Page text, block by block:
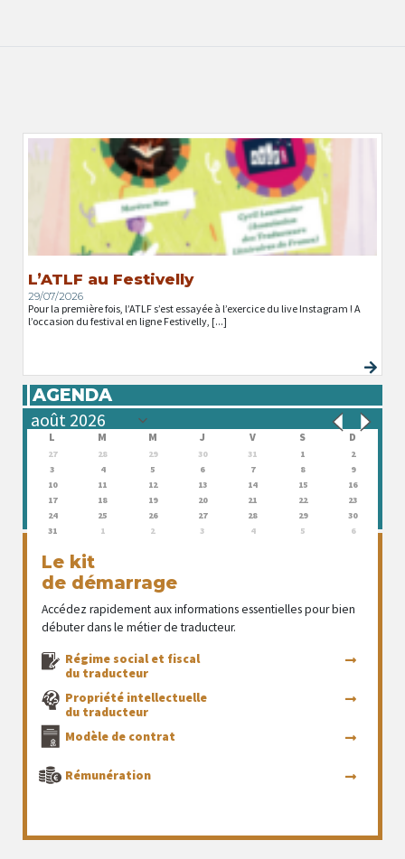
L’ATLF au Festivelly
29/07/2026
Pour la première fois, l’ATLF s’est essayée à l’exercice du live Instagram ! A
l’occasion du festival en ligne Festivelly, [...]
AGENDA
L M M J V S D
27 28 29 30 31 1
2
3
4 5 6 7 8
9
10
11 12 13 14 15
16
17
18 19 20 21 22
23
24
25 26 27 28 29
30
31
1 2 3 4 5 6
Le kit
de démarrage
Accédez rapidement aux informations essentielles pour bien
débuter dans le métier de traducteur.
Régime social et fiscal
du traducteur
Propriété intellectuelle
du traducteur
Modèle de contrat
Rémunération